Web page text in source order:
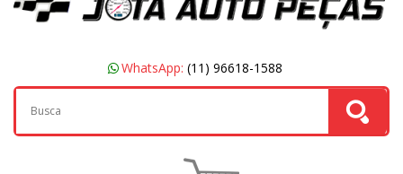
WhatsApp: (11) 96618-1588